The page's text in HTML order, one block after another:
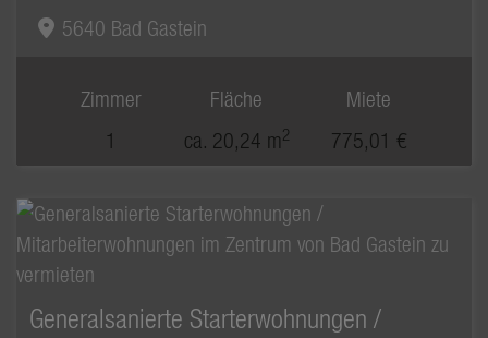
5640 Bad Gastein
Zimmer
1
Fläche
ca. 20,24 m2
Miete
775,01 €
Generalsanierte Starterwohnungen /